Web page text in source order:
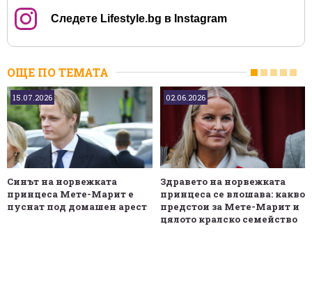
Следете Lifestyle.bg в Instagram
ОЩЕ ПО ТЕМАТА
15.07.2026
Синът на норвежката
принцеса Мете-Марит е
пуснат под домашен арест
02.06.2026
Здравето на норвежката
принцеса се влошава: какво
предстои за Мете-Марит и
цялото кралско семейство